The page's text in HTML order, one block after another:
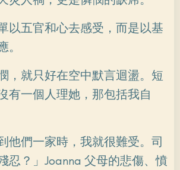
以五官和心去感受，而是以基
。
，就只好在空中默言迴盪。短
有一個人理她，那包括我自
他們一家時，我就很難受。司
忍？」Joanna 父母的悲傷、憤